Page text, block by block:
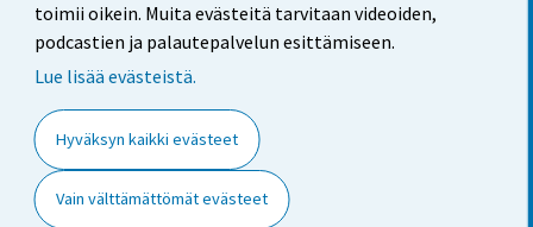
toimii oikein. Muita evästeitä tarvitaan videoiden,
podcastien ja palautepalvelun esittämiseen.
Lue lisää evästeistä.
Hyväksyn kaikki evästeet
Vain välttämättömät evästeet
Käyttöehdot
Saavutettavuus
Tietoa sivustosta
Evästeasetukset